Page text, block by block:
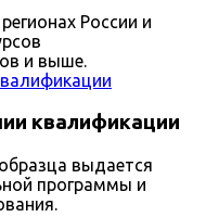
России и
и выше.
квалификации
выдается
программы и